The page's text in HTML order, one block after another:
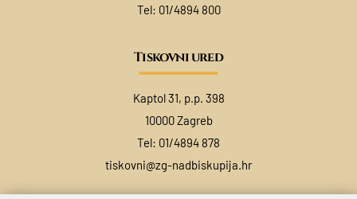
Tel: 01/4894 800
Tiskovni ured
Kaptol 31, p.p. 398
10000 Zagreb
Tel: 01/4894 878
tiskovni@zg-nadbiskupija.hr